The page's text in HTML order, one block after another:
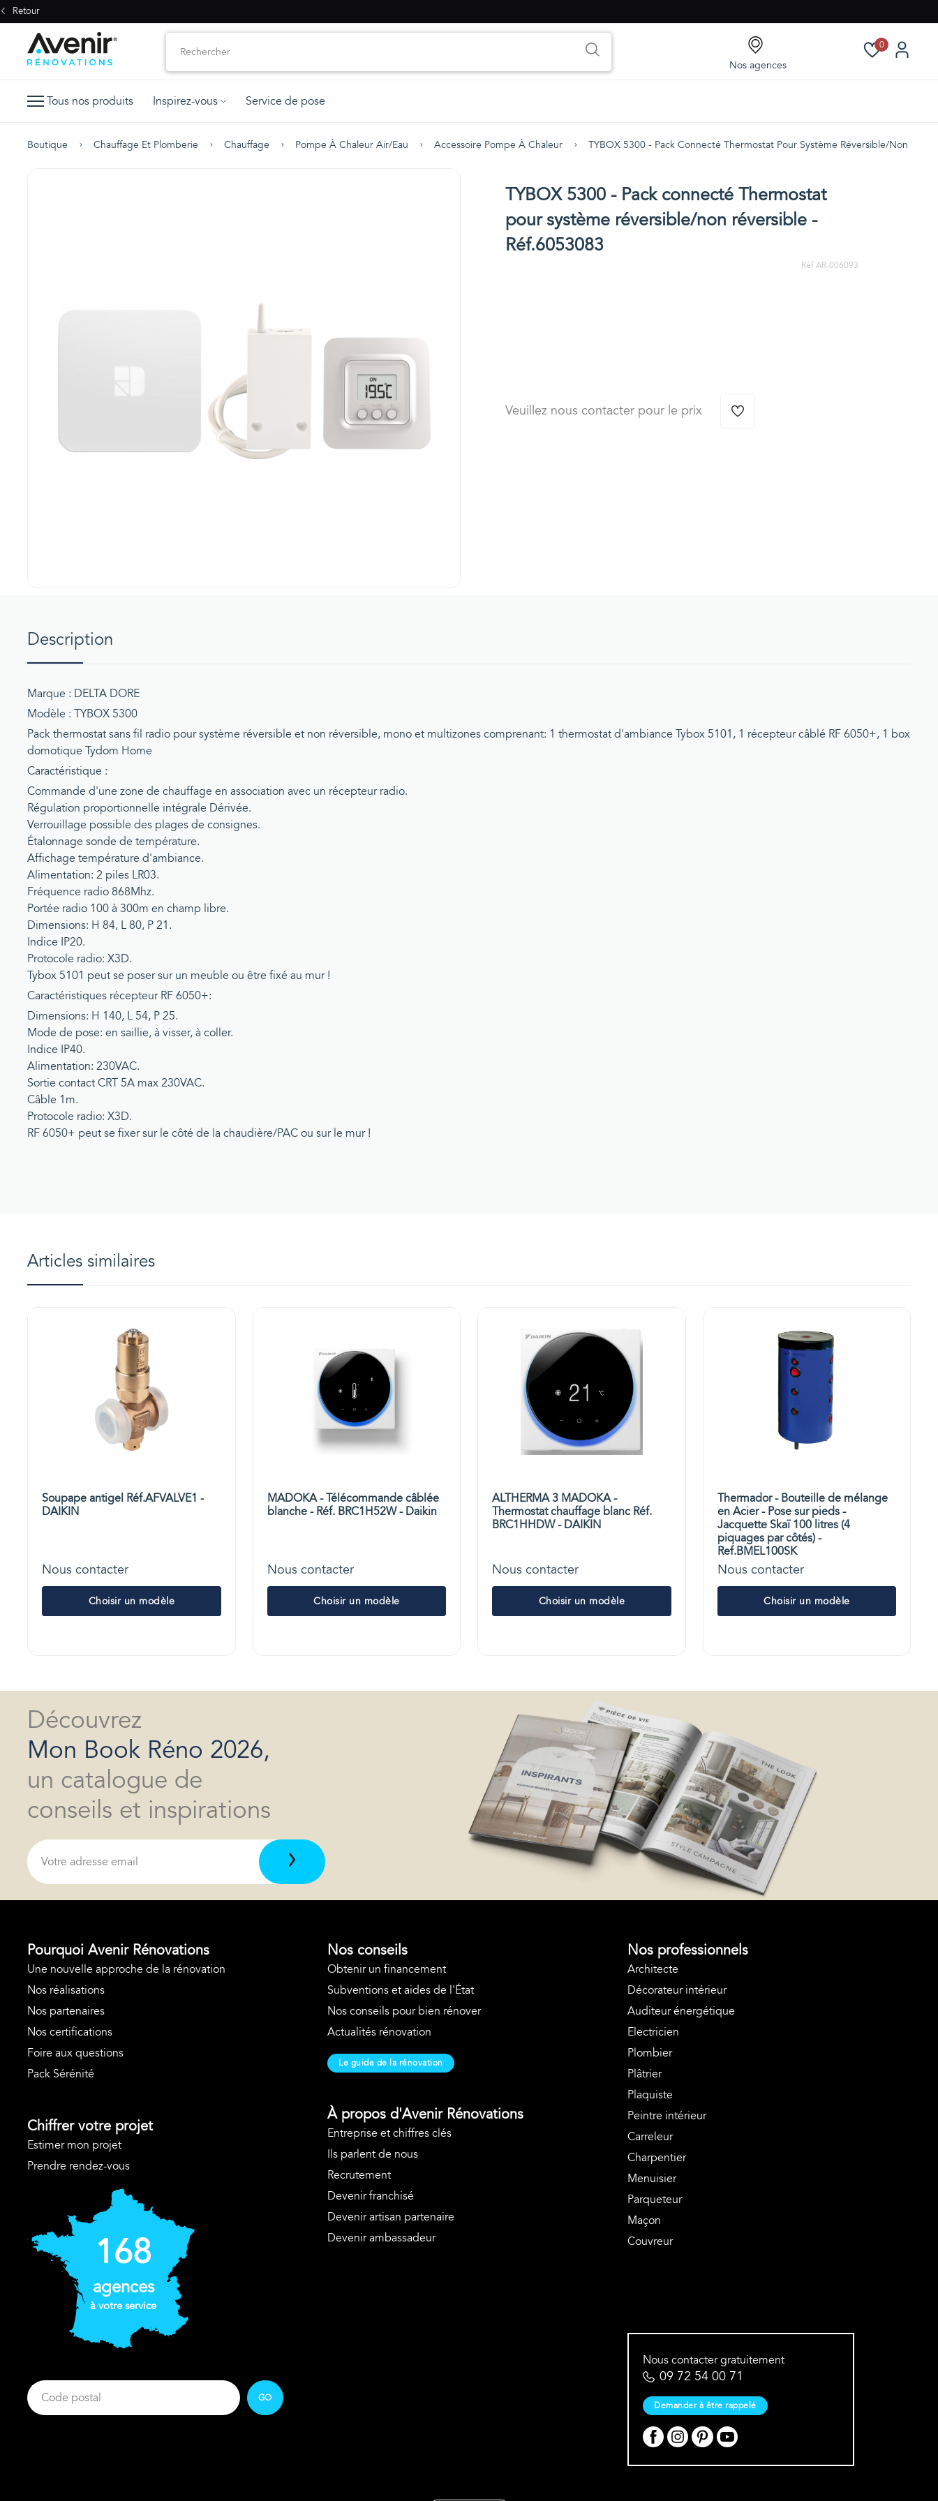
Retour
Nos agences
0
Tous nos produits Inspirez-vous Service de pose
Boutique Chauffage Et Plomberie Chauffage Pompe À Chaleur Air/eau Accessoire Pompe À Chaleur TYBOX 5300 - Pack Connecté Thermostat Pour Système Réversible/non
TYBOX 5300 - Pack connecté Thermostat
pour système réversible/non réversible -
Réf.6053083
Réf AR-006093
Veuillez nous contacter pour le prix
Description
Marque : DELTA DORE
Modèle : TYBOX 5300
Pack thermostat sans fil radio pour système réversible et non réversible, mono et multizones comprenant: 1 thermostat d'ambiance Tybox 5101, 1 récepteur câblé RF 6050+, 1 box
domotique Tydom Home
Caractéristique :
Commande d'une zone de chauffage en association avec un récepteur radio.
Régulation proportionnelle intégrale Dérivée.
Verrouillage possible des plages de consignes.
Étalonnage sonde de température.
Affichage température d'ambiance.
Alimentation: 2 piles LR03.
Fréquence radio 868Mhz.
Portée radio 100 à 300m en champ libre.
Dimensions: H 84, L 80, P 21.
Indice IP20.
Protocole radio: X3D.
Tybox 5101 peut se poser sur un meuble ou être fixé au mur !
Caractéristiques récepteur RF 6050+:
Dimensions: H 140, L 54, P 25.
Mode de pose: en saillie, à visser, à coller.
Indice IP40.
Alimentation: 230VAC.
Sortie contact CRT 5A max 230VAC.
Câble 1m.
Protocole radio: X3D.
RF 6050+ peut se fixer sur le côté de la chaudière/PAC ou sur le mur !
Articles similaires
Soupape antigel Réf.AFVALVE1 -
DAIKIN
Nous contacter
Choisir un modèle
MADOKA - Télécommande câblée
blanche - Réf. BRC1H52W - Daikin
Nous contacter
Choisir un modèle
ALTHERMA 3 MADOKA -
Thermostat chauffage blanc Réf.
BRC1HHDW - DAIKIN
Nous contacter
Choisir un modèle
Thermador - Bouteille de mélange
en Acier - Pose sur pieds -
Jacquette Skaï 100 litres (4
piquages par côtés) -
Ref.BMEL100SK
Nous contacter
Choisir un modèle
Découvrez
Mon Book Réno 2026,
un catalogue de
conseils et inspirations
Pourquoi Avenir Rénovations
Une nouvelle approche de la rénovation
Nos réalisations
Nos partenaires
Nos certifications
Foire aux questions
Pack Sérénité
Chiffrer votre projet
Estimer mon projet
Prendre rendez-vous
168
agences
à votre service
GO
Nos conseils
Obtenir un financement
Subventions et aides de l'État
Nos conseils pour bien rénover
Actualités rénovation
Le guide de la rénovation
À propos d'Avenir Rénovations
Entreprise et chiffres clés
Ils parlent de nous
Recrutement
Devenir franchisé
Devenir artisan partenaire
Devenir ambassadeur
Nos professionnels
Architecte
Décorateur intérieur
Auditeur énergétique
Electricien
Plombier
Plâtrier
Plaquiste
Peintre intérieur
Carreleur
Charpentier
Menuisier
Parqueteur
Maçon
Couvreur
Nous contacter gratuitement
09 72 54 00 71
Demander à être rappelé